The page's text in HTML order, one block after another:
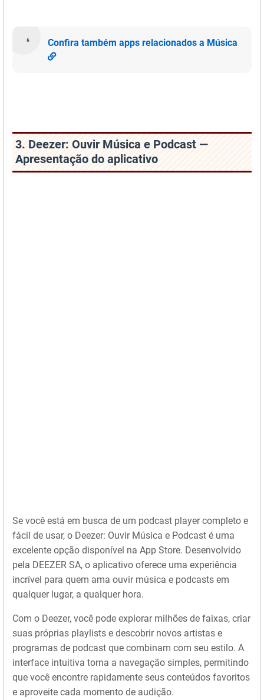
Confira também apps relacionados a Música
3. Deezer: Ouvir Música e Podcast —
Apresentação do aplicativo
Se você está em busca de um podcast player completo e
fácil de usar, o Deezer: Ouvir Música e Podcast é uma
excelente opção disponível na App Store. Desenvolvido
pela DEEZER SA, o aplicativo oferece uma experiência
incrível para quem ama ouvir música e podcasts em
qualquer lugar, a qualquer hora.
Com o Deezer, você pode explorar milhões de faixas, criar
suas próprias playlists e descobrir novos artistas e
programas de podcast que combinam com seu estilo. A
interface intuitiva torna a navegação simples, permitindo
que você encontre rapidamente seus conteúdos favoritos
e aproveite cada momento de audição.